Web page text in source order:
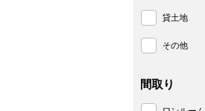
貸土地
その他
間取り